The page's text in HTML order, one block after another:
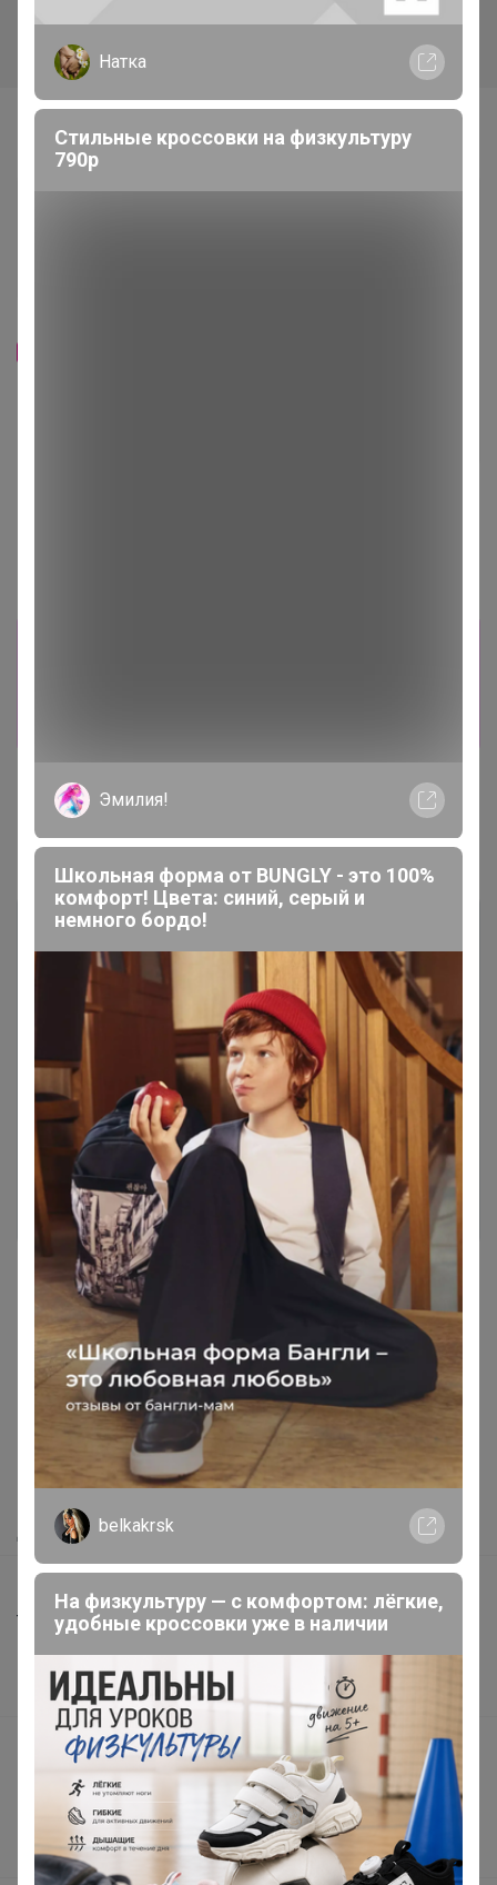
Самые желанные
Показаны записи1-2из2.
Чтобы ответить или задать вопрос
необходимо авторизоваться на сайте
Это займет меньше минуты
Войти Зарегистрироваться
Реклама
Как здесь все устроено?
Как сделать заказ?
Доставка
Шоурумы
Торговые марки
Наша команда
В наличии
Подарочные сертификаты
Реклама на сайте
Поставщикам
Вакансии
Натка
Стильные кроссовки на физкультуру
790р
Эмилия!
Школьная форма от BUNGLY - это 100%
комфорт! Цвета: синий, серый и
немного бордо!
belkakrsk
На физкультуру — с комфортом: лёгкие,
удобные кроссовки уже в наличии